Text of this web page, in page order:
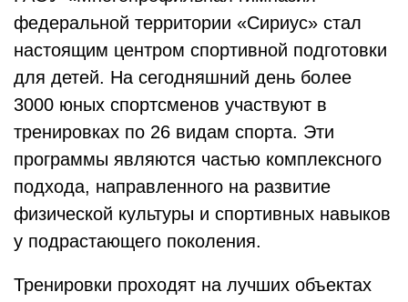
федеральной территории «Сириус» стал
настоящим центром спортивной подготовки
для детей. На сегодняшний день более
3000 юных спортсменов участвуют в
тренировках по 26 видам спорта. Эти
программы являются частью комплексного
подхода, направленного на развитие
физической культуры и спортивных навыков
у подрастающего поколения.
Тренировки проходят на лучших объектах